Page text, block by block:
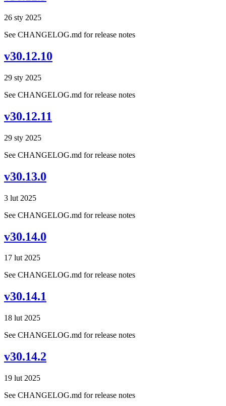
26 sty 2025
See CHANGELOG.md for release notes
v30.12.10
29 sty 2025
See CHANGELOG.md for release notes
v30.12.11
29 sty 2025
See CHANGELOG.md for release notes
v30.13.0
3 lut 2025
See CHANGELOG.md for release notes
v30.14.0
17 lut 2025
See CHANGELOG.md for release notes
v30.14.1
18 lut 2025
See CHANGELOG.md for release notes
v30.14.2
19 lut 2025
See CHANGELOG.md for release notes